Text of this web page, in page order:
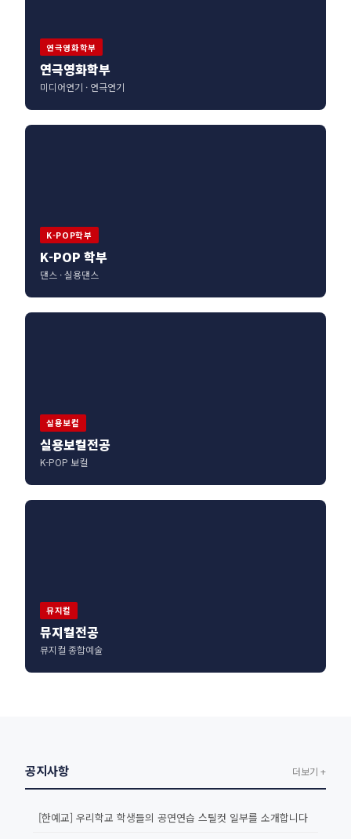
연극영화학부
연극영화학부
미디어연기 · 연극연기
K-POP학부
K-POP 학부
댄스 · 실용댄스
실용보컬
실용보컬전공
K-POP 보컬
뮤지컬
뮤지컬전공
뮤지컬 종합예술
공지사항 더보기 +
[한예교] 우리학교 학생들의 공연연습 스틸컷 일부를 소개합니다